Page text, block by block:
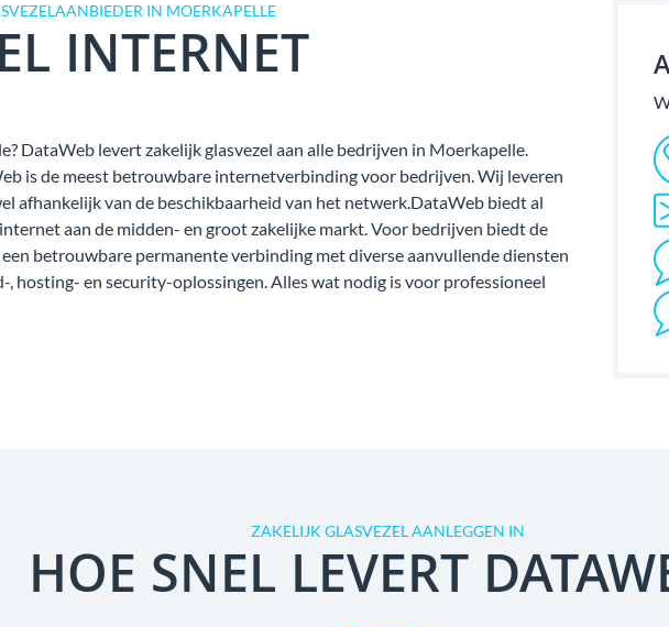
IN MOERKAPELLE
INTERNET
DataWeb levert zakelijk glasvezel aan alle bedrijven in Moerkapelle.
is de meest betrouwbare internetverbinding voor bedrijven. Wij leveren
afhankelijk van de beschikbaarheid van het netwerk.DataWeb biedt al
aan de midden- en groot zakelijke markt. Voor bedrijven biedt de
betrouwbare permanente verbinding met diverse aanvullende diensten
, hosting- en security-oplossingen. Alles wat nodig is voor professioneel
ZAKELIJK GLASVEZEL AANLEGGEN IN
HOE SNEL LEVERT